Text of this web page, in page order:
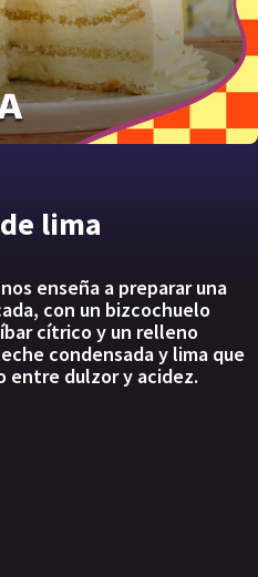
lima
enseña a preparar una
con un bizcochuelo
cítrico y un relleno
condensada y lima que
entre dulzor y acidez.